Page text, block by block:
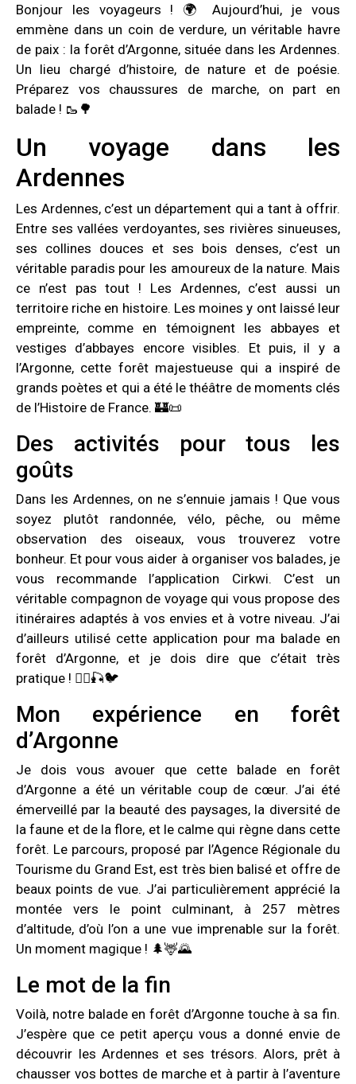
Bonjour les voyageurs ! 🌍 Aujourd’hui, je vous
emmène dans un coin de verdure, un véritable havre
de paix : la forêt d’Argonne, située dans les Ardennes.
Un lieu chargé d’histoire, de nature et de poésie.
Préparez vos chaussures de marche, on part en
balade ! 🥾🌳
Un voyage dans les
Ardennes
Les Ardennes, c’est un département qui a tant à offrir.
Entre ses vallées verdoyantes, ses rivières sinueuses,
ses collines douces et ses bois denses, c’est un
véritable paradis pour les amoureux de la nature. Mais
ce n’est pas tout ! Les Ardennes, c’est aussi un
territoire riche en histoire. Les moines y ont laissé leur
empreinte, comme en témoignent les abbayes et
vestiges d’abbayes encore visibles. Et puis, il y a
l’Argonne, cette forêt majestueuse qui a inspiré de
grands poètes et qui a été le théâtre de moments clés
de l’Histoire de France. 🏰📜
Des activités pour tous les
goûts
Dans les Ardennes, on ne s’ennuie jamais ! Que vous
soyez plutôt randonnée, vélo, pêche, ou même
observation des oiseaux, vous trouverez votre
bonheur. Et pour vous aider à organiser vos balades, je
vous recommande l’application Cirkwi. C’est un
véritable compagnon de voyage qui vous propose des
itinéraires adaptés à vos envies et à votre niveau. J’ai
d’ailleurs utilisé cette application pour ma balade en
forêt d’Argonne, et je dois dire que c’était très
pratique ! 🚴‍♀️🎣🐦
Mon expérience en forêt
d’Argonne
Je dois vous avouer que cette balade en forêt
d’Argonne a été un véritable coup de cœur. J’ai été
émerveillé par la beauté des paysages, la diversité de
la faune et de la flore, et le calme qui règne dans cette
forêt. Le parcours, proposé par l’Agence Régionale du
Tourisme du Grand Est, est très bien balisé et offre de
beaux points de vue. J’ai particulièrement apprécié la
montée vers le point culminant, à 257 mètres
d’altitude, d’où l’on a une vue imprenable sur la forêt.
Un moment magique ! 🌲🦌🌄
Le mot de la fin
Voilà, notre balade en forêt d’Argonne touche à sa fin.
J’espère que ce petit aperçu vous a donné envie de
découvrir les Ardennes et ses trésors. Alors, prêt à
chausser vos bottes de marche et à partir à l’aventure